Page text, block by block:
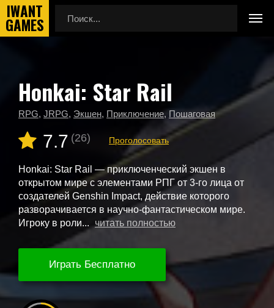
Главная
Новые игры
Honkai: Star Rail
Honkai: Star Rail
RPG, JRPG, Экшен, Приключение, Пошаговая
7.7 (26) Проголосовать
Honkai: Star Rail — приключенческий экшен в
открытом мире с элементами РПГ от 3-го лица от
создателей Genshin Impact, действие которого
разворачивается в научно-фантастическом мире.
Игроку в роли...
читать полностью
Играть Бесплатно